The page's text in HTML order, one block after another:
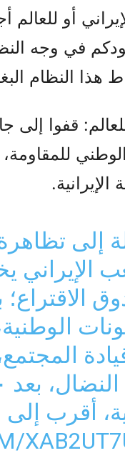
أو للعالم
في وجه
هذا النظام
قفوا إلى
إلى
الاقتراع؛
أقرب